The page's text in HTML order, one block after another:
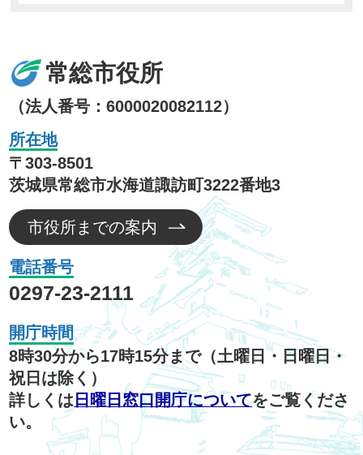
常総市役所
（法人番号：6000020082112）
所在地
〒303-8501
茨城県常総市水海道諏訪町3222番地3
市役所までの案内
電話番号
0297-23-2111
開庁時間
8時30分から17時15分まで（土曜日・日曜日・
祝日は除く）
詳しくは 日曜日窓口開庁についてをご覧くださ
い。